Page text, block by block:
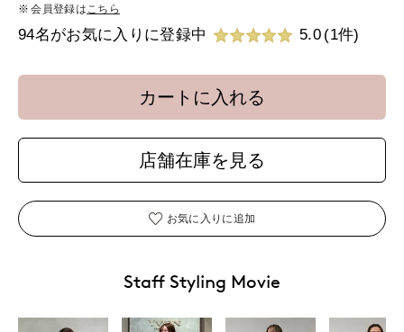
会員登録は こちら
94名がお気に入りに登録中 5.0 (1件)
カートに入れる
店舗在庫を見る
お気に入りに追加
Staff Styling Movie